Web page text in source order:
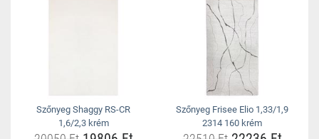
Szőnyeg Shaggy RS-CR
1,6/2,3 krém
Szőnyeg Frisee Elio 1,33/1,9
2314 160 krém